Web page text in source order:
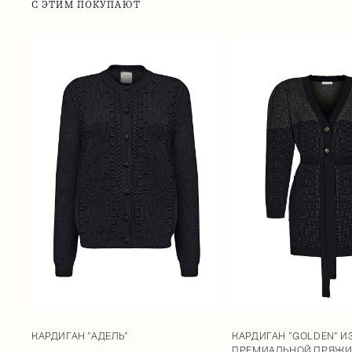
С ЭТИМ ПОКУПАЮТ
КАРДИГАН "АДЕЛЬ"
КАРДИГАН "GOLDEN"